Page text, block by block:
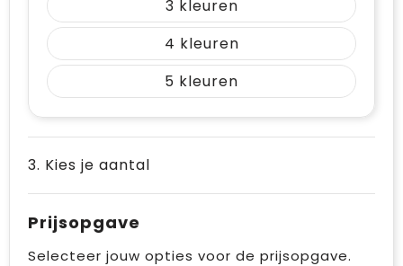
3
4
5
3. Kies je aantal
Prijsopgave
Selecteer jouw opties voor de prijsopgave.